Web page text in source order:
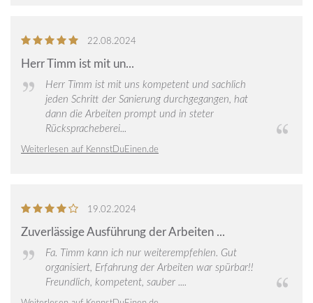
5
von
Sternen
22.08.2024
Herr Timm ist mit un...
Herr Timm ist mit uns kompetent und sachlich
jeden Schritt der Sanierung durchgegangen, hat
dann die Arbeiten prompt und in steter
Rückspracheberei...
Weiterlesen auf KennstDuEinen.de
4
von
Sternen
19.02.2024
Zuverlässige Ausführung der Arbeiten ...
Fa. Timm kann ich nur weiterempfehlen. Gut
organisiert, Erfahrung der Arbeiten war spürbar!!
Freundlich, kompetent, sauber ....